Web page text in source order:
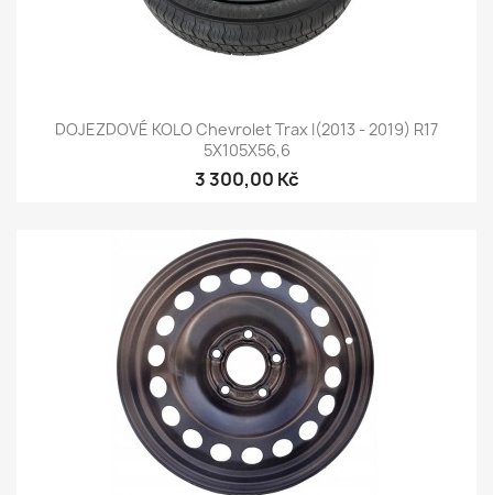
DOJEZDOVÉ KOLO Chevrolet Trax I(2013 - 2019) R17
5X105X56,6
3 300,00 Kč